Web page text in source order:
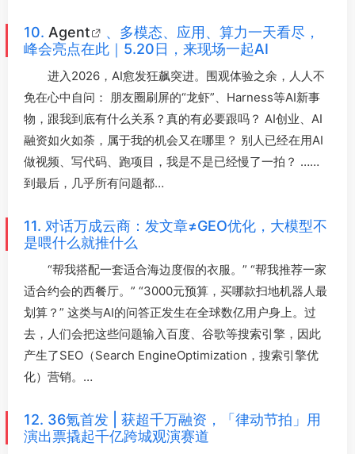
10. Agent
、多模态、应用、算力一天看尽，
峰会亮点在此｜5.20日，来现场一起AI
进入2026，AI愈发狂飙突进。围观体验之余，人人不
免在心中自问： 朋友圈刷屏的“龙虾”、Harness等AI新事
物，跟我到底有什么关系？真的有必要跟吗？ AI创业、AI
融资如火如荼，属于我的机会又在哪里？ 别人已经在用AI
做视频、写代码、跑项目，我是不是已经慢了一拍？ ……
到最后，几乎所有问题都…
11. 对话万成云商：发文章≠GEO优化，大模型不
是喂什么就推什么
“帮我搭配一套适合海边度假的衣服。” “帮我推荐一家
适合约会的西餐厅。” “3000元预算，买哪款扫地机器人最
划算？” 这类与AI的问答正发生在全球数亿用户身上。过
去，人们会把这些问题输入百度、谷歌等搜索引擎，因此
产生了SEO（Search EngineOptimization，搜索引擎优
化）营销。…
12. 36氪首发 | 获超千万融资，「律动节拍」用
演出票撬起千亿跨城观演赛道